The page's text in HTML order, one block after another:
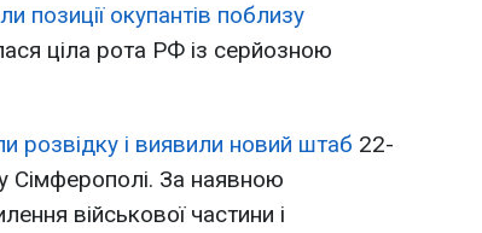
позиції окупантів поблизу
ціла рота РФ із серйозною
розвідку і виявили новий штаб 22-
Сімферополі. За наявною
військової частини і